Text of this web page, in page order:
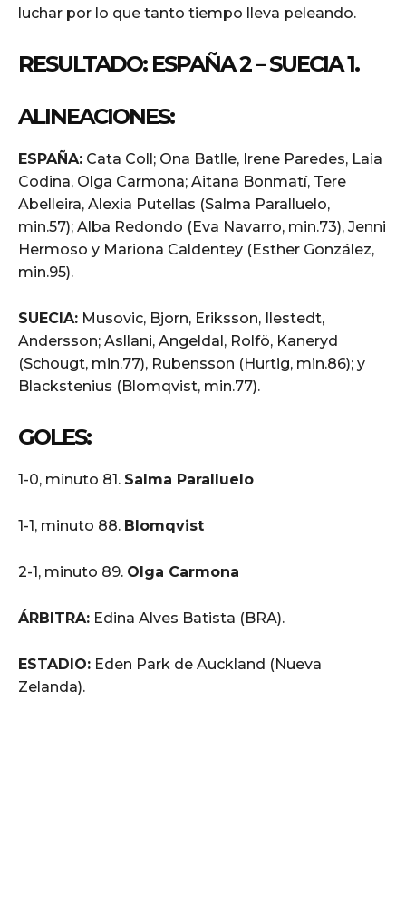
luchar por lo que tanto tiempo lleva peleando.
RESULTADO: ESPAÑA 2 – SUECIA 1.
ALINEACIONES:
ESPAÑA: Cata Coll; Ona Batlle, Irene Paredes, Laia
Codina, Olga Carmona; Aitana Bonmatí, Tere
Abelleira, Alexia Putellas (Salma Paralluelo,
min.57); Alba Redondo (Eva Navarro, min.73), Jenni
Hermoso y Mariona Caldentey (Esther González,
min.95).
SUECIA: Musovic, Bjorn, Eriksson, Ilestedt,
Andersson; Asllani, Angeldal, Rolfö, Kaneryd
(Schougt, min.77), Rubensson (Hurtig, min.86); y
Blackstenius (Blomqvist, min.77).
GOLES:
1-0, minuto 81. Salma Paralluelo
1-1, minuto 88. Blomqvist
2-1, minuto 89. Olga Carmona
ÁRBITRA: Edina Alves Batista (BRA).
ESTADIO: Eden Park de Auckland (Nueva
Zelanda).